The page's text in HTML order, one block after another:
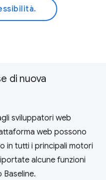
di nuova
sviluppatori web
web possono
in tutti i principali motori
alcune funzioni
Baseline.